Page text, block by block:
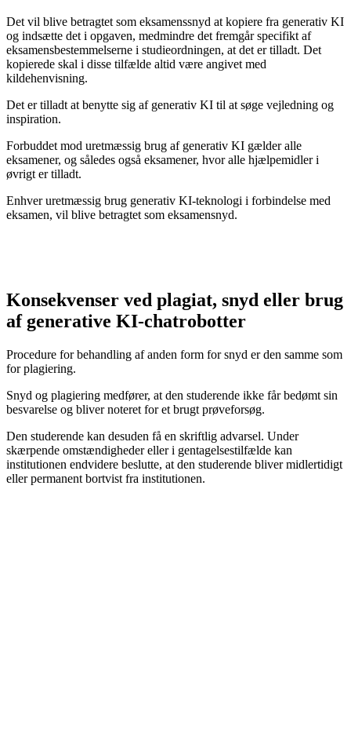
Det vil blive betragtet som eksamenssnyd at kopiere fra generativ KI
og indsætte det i opgaven, medmindre det fremgår specifikt af
eksamensbestemmelserne i studieordningen, at det er tilladt. Det
kopierede skal i disse tilfælde altid være angivet med
kildehenvisning.
Det er tilladt at benytte sig af generativ KI til at søge vejledning og
inspiration.
Forbuddet mod uretmæssig brug af generativ KI gælder alle
eksamener, og således også eksamener, hvor alle hjælpemidler i
øvrigt er tilladt.
Enhver uretmæssig brug generativ KI-teknologi i forbindelse med
eksamen, vil blive betragtet som eksamensnyd.
Konsekvenser ved plagiat, snyd eller brug
af generative KI-chatrobotter
Procedure for behandling af anden form for snyd er den samme som
for plagiering.
Snyd og plagiering medfører, at den studerende ikke får bedømt sin
besvarelse og bliver noteret for et brugt prøveforsøg.
Den studerende kan desuden få en skriftlig advarsel. Under
skærpende omstændigheder eller i gentagelsestilfælde kan
institutionen endvidere beslutte, at den studerende bliver midlertidigt
eller permanent bortvist fra institutionen.